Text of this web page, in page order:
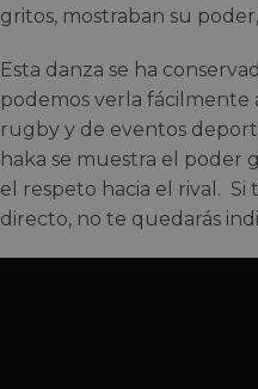
gritos, mostraban su
Esta danza se ha
podemos verla fácilmente
rugby y de eventos
haka se muestra el poder
el respeto hacia el rival.
directo, no te quedarás